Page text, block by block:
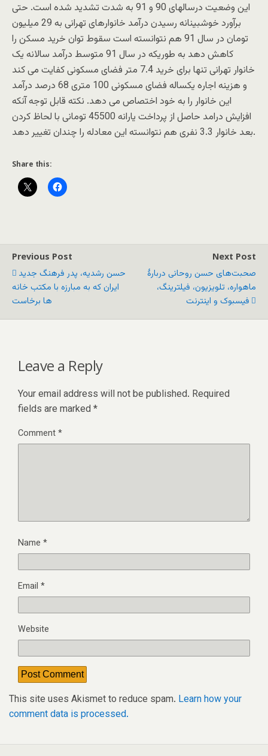
این وضعیت درسالهای 90 و 91 به شدت تشدید شده است. حتی
برآورد خوشبینانه رسیدن درآمد خانوارهای تهرانی به 29 میلیون
تومان در سال 91 هم نتوانسته است سقوط توان خرید مسکن را
کاهش دهد به طوریکه در سال 91 متوسط درآمد سالانه یک
خانوار تهرانی تنها برای خرید 7.4 متر فضای مسکونی کفایت می کند
و هزینه اجاره یکساله فضای مسکونی 100 متری 68 درصد درآمد
این خانوار را به خود اختصاص می دهد. نکته قابل توجه آنکه
افزایش درامد حاصل از پرداخت یارانه 45500 تومانی با لحاظ کردن
بعد خانوار 3.3 نفری هم نتوانسته این معادله را چندان تغییر دهد.
Share this:
Previous Post
حسن رشديه، پدر فرهنگ جديد
ايران که به مبارزه با مکتب خانه
ها برخاست
Next Post
صحبت‌های حسن روحانی دربارهٔ
ماهواره، تلویزیون، فیلترینگ،
فیسبوک و اینترنت
Leave a Reply
Your email address will not be published. Required
fields are marked *
Comment*
Name *
Email *
Website
This site uses Akismet to reduce spam. Learn how your
comment data is processed.